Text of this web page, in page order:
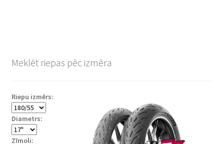
Meklēt riepas pēc izmēra
Riepu izmērs:
Diametrs:
Zīmoli: